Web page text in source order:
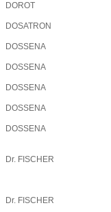
DOROT
DOSATRON
DOSSENA
DOSSENA
DOSSENA
DOSSENA
DOSSENA
Dr. FISCHER
Dr. FISCHER